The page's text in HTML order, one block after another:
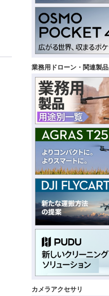
業務用ドローン・関連製品
カメラアクセサリ